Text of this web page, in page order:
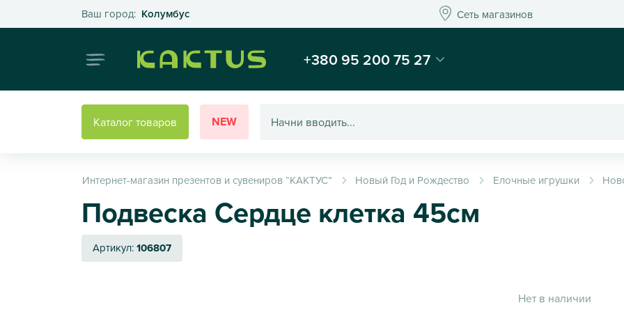
Ваш город: КолумбусВыберите свой город Сеть магазиновСеть магазинов
Интернет-магазин подарков и декора - Kaktus
+380 95 200 75 27
Каталог товаров NEW
Интернет-магазин презентов и сувениров “КАКТУС” Новый Год и Рождество Елочные игрушки
Подвеска Сердце клетка 45см
Артикул:106807
Нет в наличии